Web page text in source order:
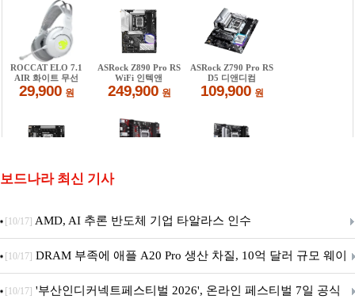
보드나라 최신 기사
[10/17] AMD, AI 추론 반도체 기업 타알라스 인수
[10/17] DRAM 부족에 애플 A20 Pro 생산 차질, 10억 달러 규모 웨이
퍼 대기
[10/17] '부산인디커넥트페스티벌 2026', 온라인 페스티벌 7일 공식